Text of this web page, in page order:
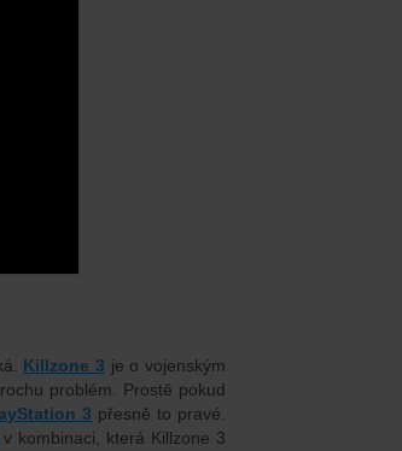
Killzone 3 je o vojenským
problém. Prostě pokud
3 přesně to pravé.
v kombinaci, která Killzone 3